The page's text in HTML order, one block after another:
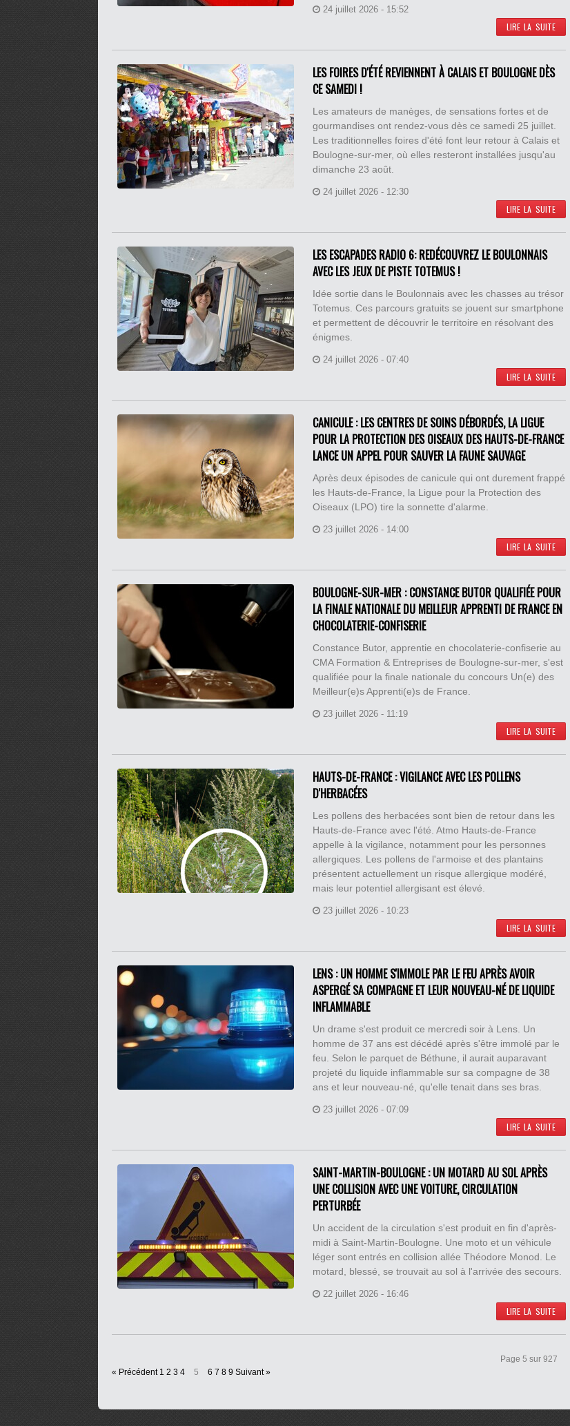
24 juillet 2026 - 15:52
LIRE LA SUITE
LES FOIRES D'ÉTÉ REVIENNENT À CALAIS ET BOULOGNE DÈS
CE SAMEDI !
Les amateurs de manèges, de sensations fortes et de
gourmandises ont rendez-vous dès ce samedi 25 juillet.
Les traditionnelles foires d'été font leur retour à Calais et
Boulogne-sur-mer, où elles resteront installées jusqu'au
dimanche 23 août.
24 juillet 2026 - 12:30
LIRE LA SUITE
LES ESCAPADES RADIO 6: REDÉCOUVREZ LE BOULONNAIS
AVEC LES JEUX DE PISTE TOTEMUS !
Idée sortie dans le Boulonnais avec les chasses au trésor
Totemus. Ces parcours gratuits se jouent sur smartphone
et permettent de découvrir le territoire en résolvant des
énigmes.
24 juillet 2026 - 07:40
LIRE LA SUITE
CANICULE : LES CENTRES DE SOINS DÉBORDÉS, LA LIGUE
POUR LA PROTECTION DES OISEAUX DES HAUTS-DE-FRANCE
LANCE UN APPEL POUR SAUVER LA FAUNE SAUVAGE
Après deux épisodes de canicule qui ont durement frappé
les Hauts-de-France, la Ligue pour la Protection des
Oiseaux (LPO) tire la sonnette d'alarme.
23 juillet 2026 - 14:00
LIRE LA SUITE
BOULOGNE-SUR-MER : CONSTANCE BUTOR QUALIFIÉE POUR
LA FINALE NATIONALE DU MEILLEUR APPRENTI DE FRANCE EN
CHOCOLATERIE-CONFISERIE
Constance Butor, apprentie en chocolaterie-confiserie au
CMA Formation & Entreprises de Boulogne-sur-mer, s'est
qualifiée pour la finale nationale du concours Un(e) des
Meilleur(e)s Apprenti(e)s de France.
23 juillet 2026 - 11:19
LIRE LA SUITE
HAUTS-DE-FRANCE : VIGILANCE AVEC LES POLLENS
D'HERBACÉES
Les pollens des herbacées sont bien de retour dans les
Hauts-de-France avec l'été. Atmo Hauts-de-France
appelle à la vigilance, notamment pour les personnes
allergiques. Les pollens de l'armoise et des plantains
présentent actuellement un risque allergique modéré,
mais leur potentiel allergisant est élevé.
23 juillet 2026 - 10:23
LIRE LA SUITE
LENS : UN HOMME S'IMMOLE PAR LE FEU APRÈS AVOIR
ASPERGÉ SA COMPAGNE ET LEUR NOUVEAU-NÉ DE LIQUIDE
INFLAMMABLE
Un drame s'est produit ce mercredi soir à Lens. Un
homme de 37 ans est décédé après s'être immolé par le
feu. Selon le parquet de Béthune, il aurait auparavant
projeté du liquide inflammable sur sa compagne de 38
ans et leur nouveau-né, qu'elle tenait dans ses bras.
23 juillet 2026 - 07:09
LIRE LA SUITE
SAINT-MARTIN-BOULOGNE : UN MOTARD AU SOL APRÈS
UNE COLLISION AVEC UNE VOITURE, CIRCULATION
PERTURBÉE
Un accident de la circulation s'est produit en fin d'après-
midi à Saint-Martin-Boulogne. Une moto et un véhicule
léger sont entrés en collision allée Théodore Monod. Le
motard, blessé, se trouvait au sol à l'arrivée des secours.
22 juillet 2026 - 16:46
LIRE LA SUITE
« Précédent 1 2 3 4 5 6 7 8 9 Suivant »
Page 5 sur 927